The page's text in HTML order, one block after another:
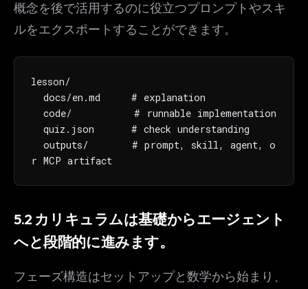
概念を後で活用するのに役立つプロンプトやスキ
ルをエクスポートすることができます。
lesson/
r MCP artifact
5.2 カリキュラムは基礎からエージェント
へと段階的に進みます。
フェーズ構造はセットアップと数学から始まり、
The weekly digest forAI builders
Curated MCP picks, agent skills, rules, and LLM
Email address
Get the weekly digest